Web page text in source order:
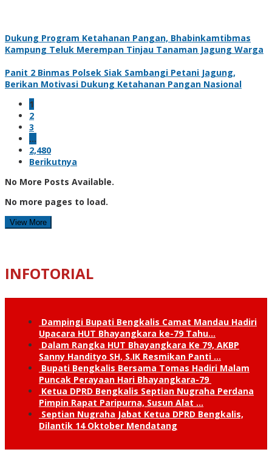
Dukung Program Ketahanan Pangan, Bhabinkamtibmas
Kampung Teluk Merempan Tinjau Tanaman Jagung Warga
Panit 2 Binmas Polsek Siak Sambangi Petani Jagung,
Berikan Motivasi Dukung Ketahanan Pangan Nasional
1
2
3
…
2,480
Berikutnya
No More Posts Available.
No more pages to load.
View More
INFOTORIAL
Dampingi Bupati Bengkalis Camat Mandau Hadiri
Upacara HUT Bhayangkara ke-79 Tahu…
Dalam Rangka HUT Bhayangkara Ke 79, AKBP
Sanny Handityo SH, S.IK Resmikan Panti …
Bupati Bengkalis Bersama Tomas Hadiri Malam
Puncak Perayaan Hari Bhayangkara-79
Ketua DPRD Bengkalis Septian Nugraha Perdana
Pimpin Rapat Paripurna, Susun Alat …
Septian Nugraha Jabat Ketua DPRD Bengkalis,
Dilantik 14 Oktober Mendatang